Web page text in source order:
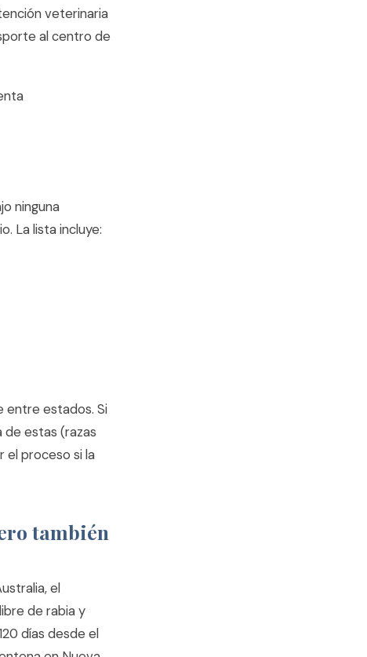
veterinaria
al centro de
ninguna
La lista incluye:
entre estados. Si
de estas (razas
el proceso si la
también
el
de rabia y
días desde el